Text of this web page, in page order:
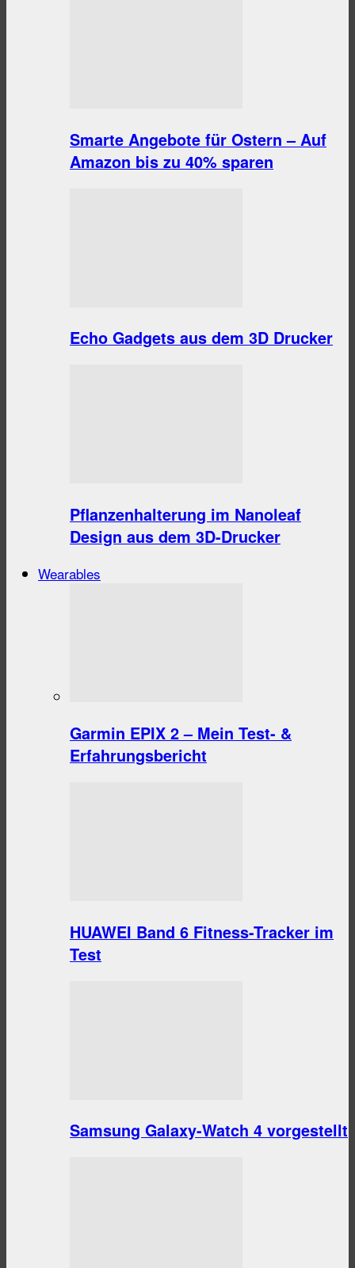
Smarte Angebote für Ostern – Auf
Amazon bis zu 40% sparen
Echo Gadgets aus dem 3D Drucker
Pflanzenhalterung im Nanoleaf
Design aus dem 3D-Drucker
Wearables
Garmin EPIX 2 – Mein Test- &
Erfahrungsbericht
HUAWEI Band 6 Fitness-Tracker im
Test
Samsung Galaxy-Watch 4 vorgestellt